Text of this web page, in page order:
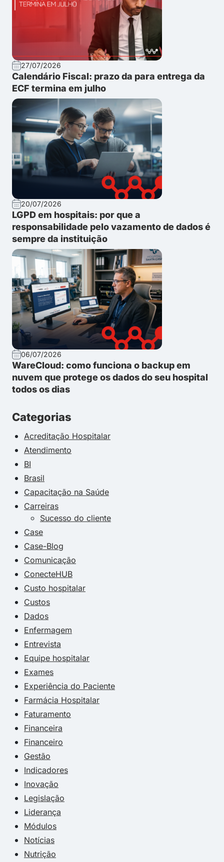
27/07/2026
Calendário Fiscal: prazo da para entrega da
ECF termina em julho
20/07/2026
LGPD em hospitais: por que a
responsabilidade pelo vazamento de dados é
sempre da instituição
06/07/2026
WareCloud: como funciona o backup em
nuvem que protege os dados do seu hospital
todos os dias
Categorias
Acreditação Hospitalar
Atendimento
BI
Brasil
Capacitação na Saúde
Carreiras
Sucesso do cliente
Case
Case-Blog
Comunicação
ConecteHUB
Custo hospitalar
Custos
Dados
Enfermagem
Entrevista
Equipe hospitalar
Exames
Experiência do Paciente
Farmácia Hospitalar
Faturamento
Financeira
Financeiro
Gestão
Indicadores
Inovação
Legislação
Liderança
Módulos
Notícias
Nutrição